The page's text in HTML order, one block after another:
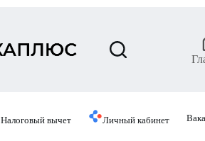
Налоговый вычет Личный кабинет